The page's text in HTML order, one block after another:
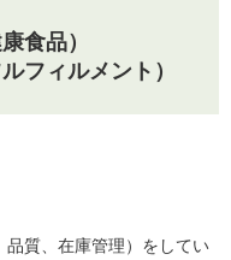
食品）
フィルメント）
品質、在庫管理）をしてい